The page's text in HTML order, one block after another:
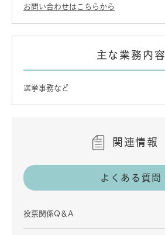
お問い合わせはこちらから
主な業務内容
選挙事務など
関連情報
よくある質問
投票関係Q＆A